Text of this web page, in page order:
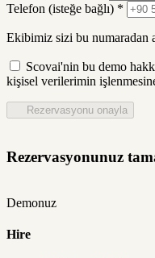
Telefon (isteğe bağlı) *
Ekibimiz sizi bu numaradan
Scovai'nin bu demo
kişisel verilerimin
Rezervasyonu onayla
Rezervasyonunuz
Demonuz
Hire